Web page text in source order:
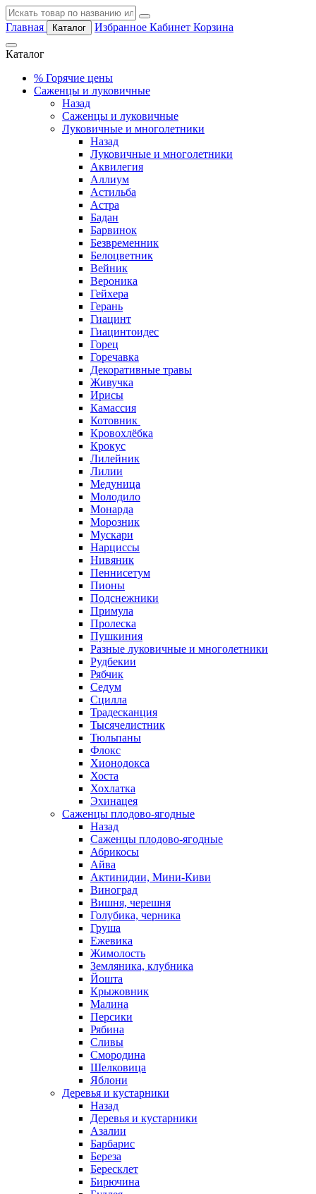
Главная Каталог Избранное Кабинет Корзина
Каталог
% Горячие цены
Саженцы и луковичные
Назад
Саженцы и луковичные
Луковичные и многолетники
Назад
Луковичные и многолетники
Аквилегия
Аллиум
Астильба
Астра
Бадан
Барвинок
Безвременник
Белоцветник
Вейник
Вероника
Гейхера
Герань
Гиацинт
Гиацинтоидес
Горец
Горечавка
Декоративные травы
Живучка
Ирисы
Камассия
Котовник
Кровохлёбка
Крокус
Лилейник
Лилии
Медуница
Молодило
Монарда
Морозник
Мускари
Нарциссы
Нивяник
Пеннисетум
Пионы
Подснежники
Примула
Пролеска
Пушкиния
Разные луковичные и многолетники
Рудбекии
Рябчик
Седум
Сцилла
Традесканция
Тысячелистник
Тюльпаны
Флокс
Хионодокса
Хоста
Хохлатка
Эхинацея
Саженцы плодово-ягодные
Назад
Саженцы плодово-ягодные
Абрикосы
Айва
Актинидии, Мини-Киви
Виноград
Вишня, черешня
Голубика, черника
Груша
Ежевика
Жимолость
Земляника, клубника
Йошта
Крыжовник
Малина
Персики
Рябина
Сливы
Смородина
Шелковица
Яблони
Деревья и кустарники
Назад
Деревья и кустарники
Азалии
Барбарис
Береза
Бересклет
Бирючина